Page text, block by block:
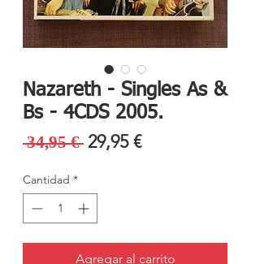
Nazareth - Singles As &
Bs - 4CDS 2005.
34,95 € Precio
29,95 €Precio
Cantidad *
Agregar al carrito